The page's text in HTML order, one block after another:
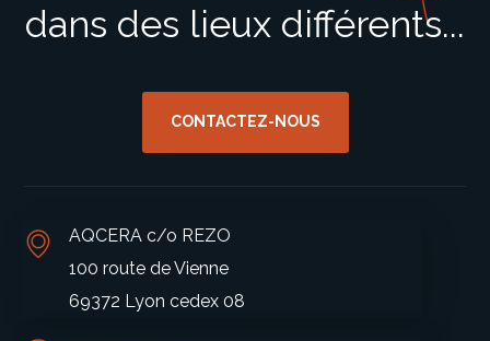
dans des lieux différents...
CONTACTEZ-NOUS
AQCERA c/o REZO
100 route de Vienne
69372 Lyon cedex 08